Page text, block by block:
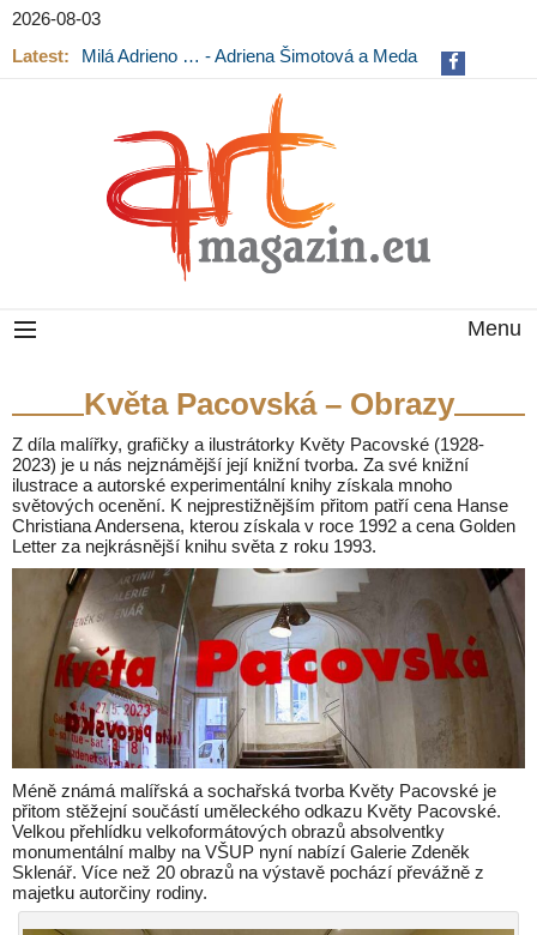
2026-08-03
Latest:
Milá Adrieno … - Adriena Šimotová a Meda
Menu
Květa Pacovská – Obrazy
Z díla malířky, grafičky a ilustrátorky Květy Pacovské (1928-
2023) je u nás nejznámější její knižní tvorba. Za své knižní
ilustrace a autorské experimentální knihy získala mnoho
světových ocenění. K nejprestižnějším přitom patří cena Hanse
Christiana Andersena, kterou získala v roce 1992 a cena Golden
Letter za nejkrásnější knihu světa z roku 1993.
Méně známá malířská a sochařská tvorba Květy Pacovské je
přitom stěžejní součástí uměleckého odkazu Květy Pacovské.
Velkou přehlídku velkoformátových obrazů absolventky
monumentální malby na VŠUP nyní nabízí Galerie Zdeněk
Sklenář. Více než 20 obrazů na výstavě pochází převážně z
majetku autorčiny rodiny.